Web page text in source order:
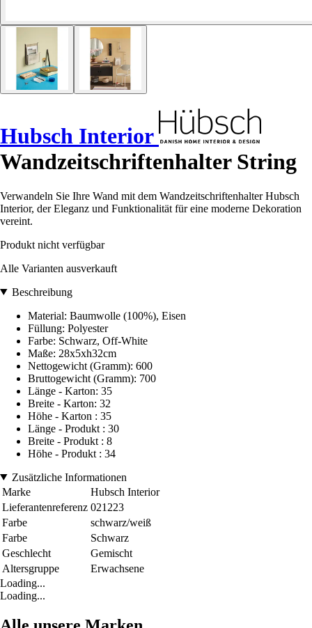
Hubsch Interior
Wandzeitschriftenhalter String
Verwandeln Sie Ihre Wand mit dem Wandzeitschriftenhalter Hubsch
Interior, der Eleganz und Funktionalität für eine moderne Dekoration
vereint.
Produkt nicht verfügbar
Alle Varianten ausverkauft
Beschreibung
Material: Baumwolle (100%), Eisen
Füllung: Polyester
Farbe: Schwarz, Off-White
Maße: 28x5xh32cm
Nettogewicht (Gramm): 600
Bruttogewicht (Gramm): 700
Länge - Karton: 35
Breite - Karton: 32
Höhe - Karton : 35
Länge - Produkt : 30
Breite - Produkt : 8
Höhe - Produkt : 34
Zusätzliche Informationen
Marke
Hubsch Interior
Lieferantenreferenz 021223
Farbe
schwarz/weiß
Farbe
Schwarz
Geschlecht
Gemischt
Altersgruppe
Erwachsene
Loading...
Loading...